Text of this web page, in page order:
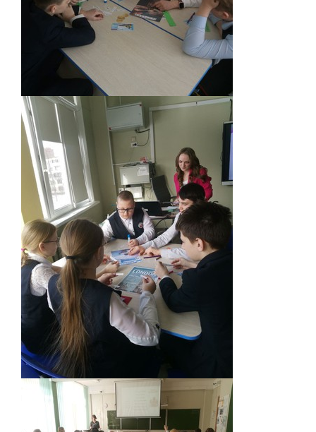
Органы ГОУО
Социальные партнеры
Документы
Дополнительные образовательные
программы
Педагоги ОДОД
Театральная студия
ЮИД
Хор "Жаворонок"
Школьный спортивный клуб
Передвижная выставка "Мы помним!"
Медиацентр
ПФДО
Противодействие коррупции